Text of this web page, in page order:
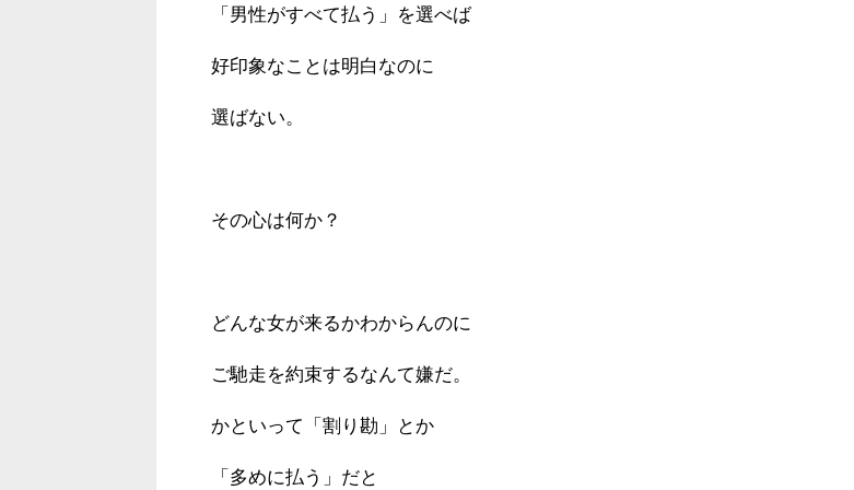
「男性がすべて払う」を選べば
好印象なことは明白なのに
選ばない。
その心は何か？
どんな女が来るかわからんのに
ご馳走を約束するなんて嫌だ。
かといって「割り勘」とか
「多めに払う」だと